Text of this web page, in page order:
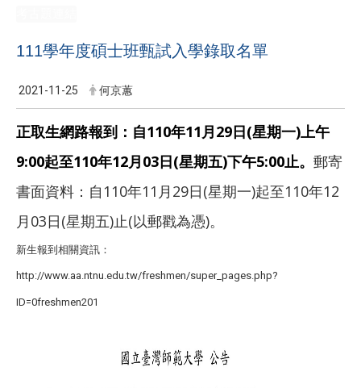
111學年度碩士班甄試入學錄取名單
2021-11-25 何京蕙
正取生網路報到：自110年11 月 29 日 (星期一)上午
9:00起至110年12月 03 日 (星期五)下午5:00止。 郵寄
書面資料：自 110年11 月 29 日 (星期一)起至110年12
月 03 日 (星期五)止( 以郵戳為憑)。
新生報到相關資訊：
http://www.aa.ntnu.edu.tw/freshmen/super_pages.php?
ID=0freshmen201